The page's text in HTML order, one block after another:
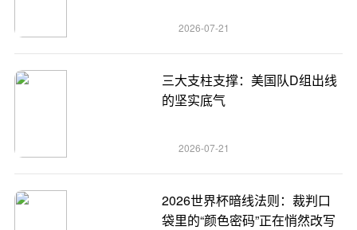
2026-07-21
三大支柱支撑：美国队D组出线
的坚实底气
2026-07-21
2026世界杯暗线法则：裁判口
袋里的“颜色密码”正在悄然改写